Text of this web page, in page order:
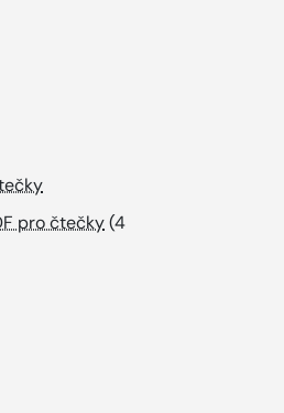
pro čtečky(4